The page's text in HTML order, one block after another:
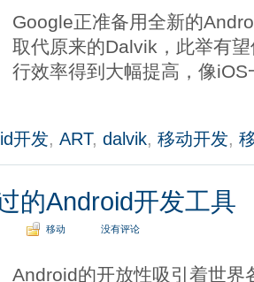
Google正准备用全新的
取代原来的Dalvik，此举有
行效率得到大幅提高，像
开发, ART, dalvik, 移动开发,
的Android开发工具
移动 没有评论
Android的开放性吸引着世界